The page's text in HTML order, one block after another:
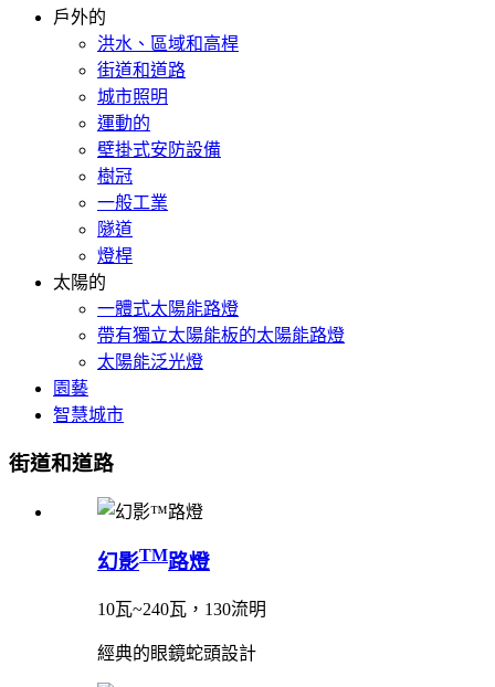
戶外的
洪水、區域和高桿
街道和道路
城市照明
運動的
壁掛式安防設備
樹冠
一般工業
隧道
燈桿
太陽的
一體式太陽能路燈
帶有獨立太陽能板的太陽能路燈
太陽能泛光燈
園藝
智慧城市
街道和道路
幻影TM路燈
10瓦~240瓦，130流明
經典的眼鏡蛇頭設計